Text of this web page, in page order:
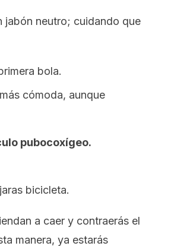
jabón neutro; cuidando que
bola.
cómoda, aunque
pubocoxígeo.
bicicleta.
a caer y contraerás el
manera, ya estarás